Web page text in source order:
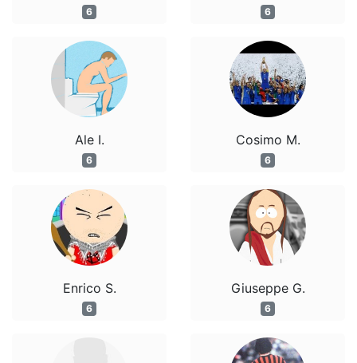
6
Ale I.
6
Enrico S.
6
6
Cosimo M.
6
Giuseppe G.
6